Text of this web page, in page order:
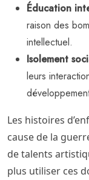
Éducation
raison des
intellectuel.
Isolement
leurs
Les histoires
cause de la
de talents
plus utiliser ces